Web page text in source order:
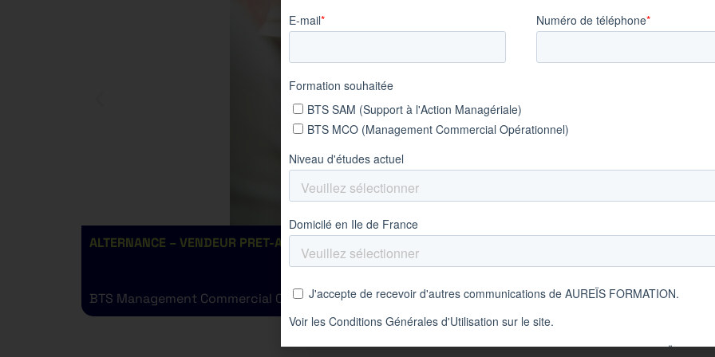
ALTERNANCE – VENDEUR PRET-A-PORTER H/F – BTS MCO
BTS Management Commercial Opérationnel